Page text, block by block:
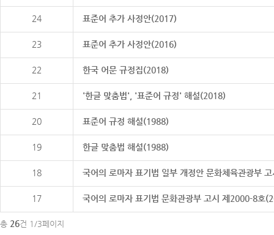
24 표준어 추가 사정안(2017)
23 표준어 추가 사정안(2016)
22 한국 어문 규정집(2018)
21 '한글 맞춤법', '표준어 규정' 해설(2018)
20 표준어 규정 해설(1988)
19 한글 맞춤법 해설(1988)
18 국어의 로마자 표기법 일부 개정안 문화체육관광부
17 국어의 로마자 표기법 문화관광부 고시 제2000-8호
총 26건 1/3페이지